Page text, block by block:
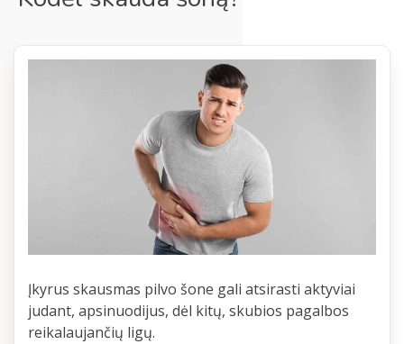
Įkyrus skausmas pilvo šone gali atsirasti aktyviai
judant, apsinuodijus, dėl kitų, skubios pagalbos
reikalaujančių ligų.